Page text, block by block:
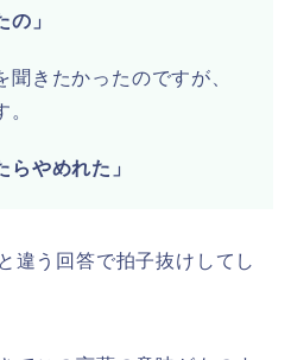
の」
きたかったのですが、
らやめれた」
違う回答で拍子抜けしてし